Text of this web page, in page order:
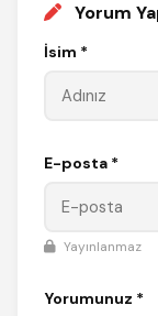
Yorum
İsim *
E-posta *
Yayınlanmaz
Yorumunuz *